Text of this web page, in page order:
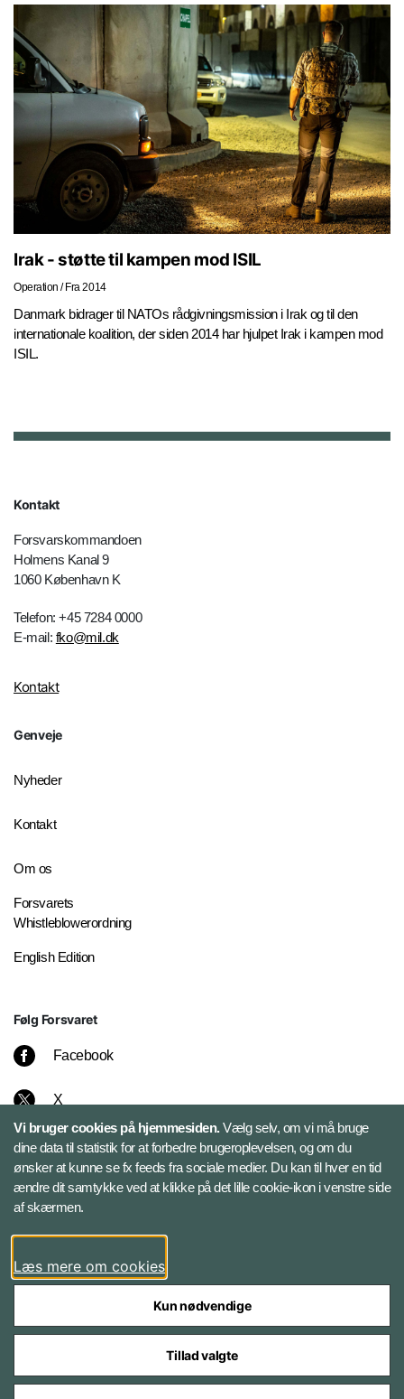
Irak - støtte til kampen mod ISIL
Operation / Fra 2014
Danmark bidrager til NATOs rådgivningsmission i Irak og til den
internationale koalition, der siden 2014 har hjulpet Irak i kampen mod
ISIL.
Kontakt
Forsvarskommandoen
Holmens Kanal 9
1060 København K
Telefon: +45 7284 0000
E-mail: fko@mil.dk
Kontakt
Genveje
Nyheder
Kontakt
Om os
Forsvarets
Whistleblowerordning
English Edition
Følg Forsvaret
Facebook
X
Instagram
Bluesky
LinkedIn
Styrelser og myndigheder under Forsvarsministeriet
Vi bruger cookies på hjemmesiden.Vælg selv, om vi må bruge
dine data til statistik for at forbedre brugeroplevelsen, og om du
ønsker at kunne se fx feeds fra sociale medier. Du kan til hver en tid
ændre dit samtykke ved at klikke på det lille cookie-ikon i venstre side
af skærmen.
Læs mere om cookies
Kun nødvendige
Tillad valgte